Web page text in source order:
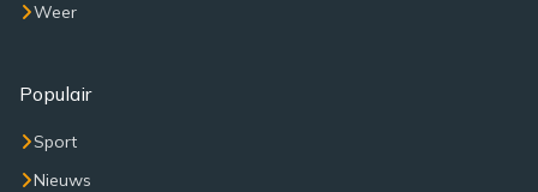
Weer
Populair
Sport
Nieuws